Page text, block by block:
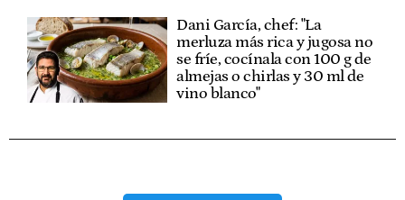
Dani García, chef: "La
merluza más rica y jugosa no
se fríe, cocínala con 100 g de
almejas o chirlas y 30 ml de
vino blanco"